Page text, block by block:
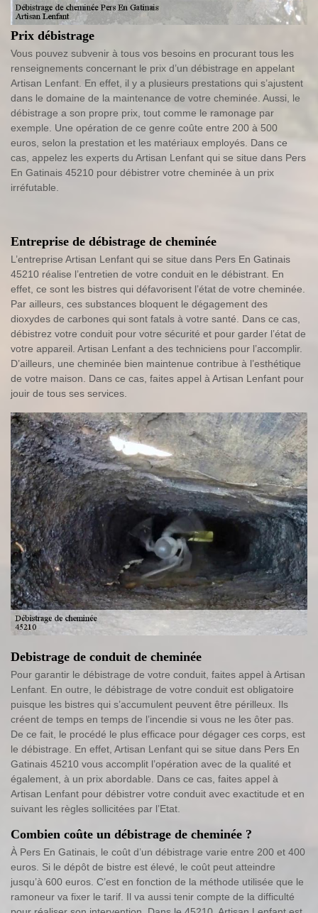
Prix débistrage
Vous pouvez subvenir à tous vos besoins en procurant tous les
renseignements concernant le prix d’un débistrage en appelant
Artisan Lenfant. En effet, il y a plusieurs prestations qui s’ajustent
dans le domaine de la maintenance de votre cheminée. Aussi, le
débistrage a son propre prix, tout comme le ramonage par
exemple. Une opération de ce genre coûte entre 200 à 500
euros, selon la prestation et les matériaux employés. Dans ce
cas, appelez les experts du Artisan Lenfant qui se situe dans Pers
En Gatinais 45210 pour débistrer votre cheminée à un prix
irréfutable.
Entreprise de débistrage de cheminée
L’entreprise Artisan Lenfant qui se situe dans Pers En Gatinais
45210 réalise l’entretien de votre conduit en le débistrant. En
effet, ce sont les bistres qui défavorisent l’état de votre cheminée.
Par ailleurs, ces substances bloquent le dégagement des
dioxydes de carbones qui sont fatals à votre santé. Dans ce cas,
débistrez votre conduit pour votre sécurité et pour garder l’état de
votre appareil. Artisan Lenfant a des techniciens pour l’accomplir.
D’ailleurs, une cheminée bien maintenue contribue à l’esthétique
de votre maison. Dans ce cas, faites appel à Artisan Lenfant pour
jouir de tous ses services.
Debistrage de conduit de cheminée
Pour garantir le débistrage de votre conduit, faites appel à Artisan
Lenfant. En outre, le débistrage de votre conduit est obligatoire
puisque les bistres qui s’accumulent peuvent être périlleux. Ils
créent de temps en temps de l’incendie si vous ne les ôter pas.
De ce fait, le procédé le plus efficace pour dégager ces corps, est
le débistrage. En effet, Artisan Lenfant qui se situe dans Pers En
Gatinais 45210 vous accomplit l’opération avec de la qualité et
également, à un prix abordable. Dans ce cas, faites appel à
Artisan Lenfant pour débistrer votre conduit avec exactitude et en
suivant les règles sollicitées par l’Etat.
Combien coûte un débistrage de cheminée ?
À Pers En Gatinais, le coût d’un débistrage varie entre 200 et 400
euros. Si le dépôt de bistre est élevé, le coût peut atteindre
jusqu’à 600 euros. C’est en fonction de la méthode utilisée que le
ramoneur va fixer le tarif. Il va aussi tenir compte de la difficulté